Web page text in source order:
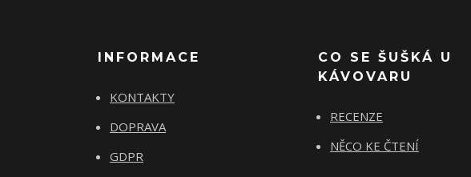
INFORMACE
KONTAKTY
DOPRAVA
GDPR
CO SE ŠUŠKÁ U
KÁVOVARU
RECENZE
NĚCO KE ČTENÍ